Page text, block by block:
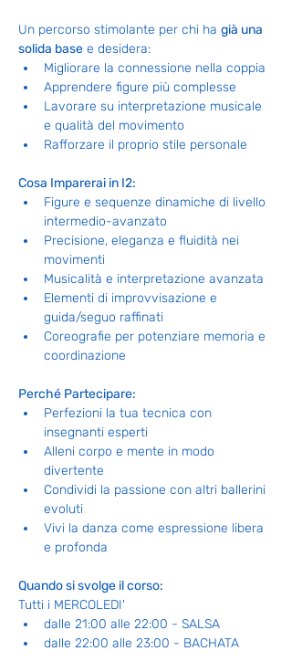
Un percorso stimolante per chi ha già una
solida base e desidera:
Migliorare la connessione nella coppia
Apprendere figure più complesse
Lavorare su interpretazione musicale
e qualità del movimento
Rafforzare il proprio stile personale
Cosa Imparerai in I2:
Figure e sequenze dinamiche di livello
intermedio-avanzato
Precisione, eleganza e fluidità nei
movimenti
Musicalità e interpretazione avanzata
Elementi di improvvisazione e
guida/seguo raffinati
Coreografie per potenziare memoria e
coordinazione
Perché Partecipare:
Perfezioni la tua tecnica con
insegnanti esperti
Alleni corpo e mente in modo
divertente
Condividi la passione con altri ballerini
evoluti
Vivi la danza come espressione libera
e profonda
Quando si svolge il corso:
Tutti i MERCOLEDI'
dalle 21:00 alle 22:00 - SALSA
dalle 22:00 alle 23:00 - BACHATA